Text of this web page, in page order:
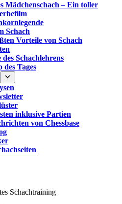
Mädchenschach – Ein toller
Schach
Vorteile von Schach‎
des Schachlehrens
des Tages
inklusive Partien
von Chessbase
Schachtraining